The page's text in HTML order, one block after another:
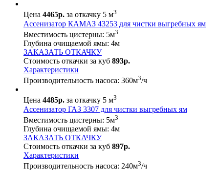
Цена 4465р. за откачку 5 м3
Ассенизатор КАМАЗ 43253 для чистки выгребных ям
Вместимость цистерны: 5м3
Глубина очищаемой ямы: 4м
ЗАКАЗАТЬ ОТКАЧКУ
Стоимость откачки за куб 893р.
Характеристики
Производительность насоса: 360м3/ч
Цена 4485р. за откачку 5 м3
Ассенизатор ГАЗ 3307 для чистки выгребных ям
Вместимость цистерны: 5м3
Глубина очищаемой ямы: 4м
ЗАКАЗАТЬ ОТКАЧКУ
Стоимость откачки за куб 897р.
Характеристики
Производительность насоса: 240м3/ч